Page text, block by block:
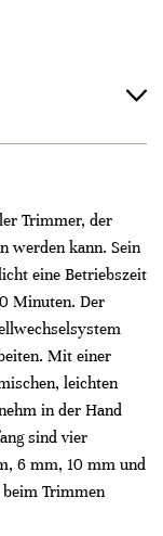
Trimmer, der
werden kann. Sein
eine Betriebszeit
Minuten. Der
Mit einer
leichten
in der Hand
sind vier
6 mm, 10 mm und
Trimmen